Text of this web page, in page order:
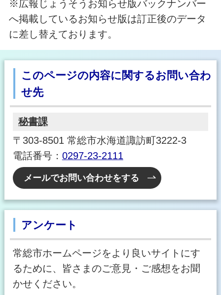
※広報じょうそうお知らせ版バックナンバー
へ掲載しているお知らせ版は訂正後のデータ
に差し替えております。
このページの内容に関するお問い合わ
せ先
秘書課
〒303-8501 常総市水海道諏訪町3222-3
電話番号： 0297-23-2111
メールでお問い合わせをする
アンケート
常総市ホームページをより良いサイトにす
るために、皆さまのご意見・ご感想をお聞
かせください。